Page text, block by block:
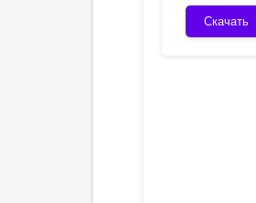
Скачать